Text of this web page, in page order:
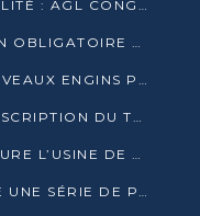
JOURNÉE MONDIALE DE LA QUALITÉ : AGL CONGO FORME ET SENSIBILISE LES JEUNES TALENTS
L’ACPE LANCE LA CERTIFICATION OBLIGATOIRE DES CONTRATS DE TRAVAIL DES TRANSPORTEURS
POINTE-NOIRE SE DOTE DE NOUVEAUX ENGINS POUR L’ASSAINISSEMENT ET L’ENTRETIEN ROUTIER
DES MÉDECINS DEMANDENT L’INSCRIPTION DU TRAITEMENT DU PIED-BOT DANS LES CURSUS UNIVERSITAIRES
DÉNIS SASSOU N’GUESSO INAUGURE L’USINE DE VALORISATION DU GAZ ASSOCIÉ
DENIS SASSOU-N’GUESSO LANCE UNE SÉRIE DE PROJETS DANS LE KOUILOU